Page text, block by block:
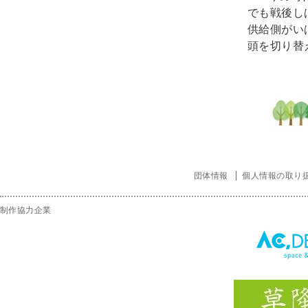
でも戦後し
供給側がい
頭を切り替
団体情報 個人情報の取り
制作協力企業